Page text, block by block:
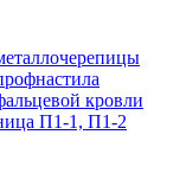
кровли
П1-1, П1-2